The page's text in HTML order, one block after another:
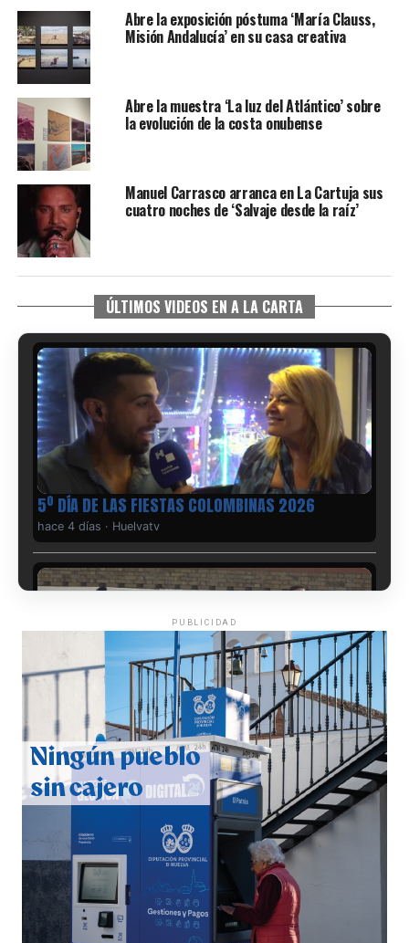
Abre la exposición póstuma ‘María Clauss,
Misión Andalucía’ en su casa creativa
Abre la muestra ‘La luz del Atlántico’ sobre
la evolución de la costa onubense
Manuel Carrasco arranca en La Cartuja sus
cuatro noches de ‘Salvaje desde la raíz’
ÚLTIMOS VIDEOS EN A LA CARTA
5º DÍA DE LAS FIESTAS COLOMBINAS 2026
hace 4 días · Huelvatv
CUARTA CORRIDA DE LAS FIESTAS COLOMBINAS
2026
hace 4 días·Huelvatv
PUBLICIDAD